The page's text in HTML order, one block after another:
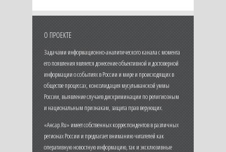
О ПРОЕКТЕ
Задачами информационно-аналитического канала с момента
его появления является донесение объективной и достоверной
информации о событиях в России и мире и происходящих в
обществе процессах, консолидация мусульманской уммы
России, выявление случаев дискриминации по религиозным
и национальным признакам, защита прав верующих.
«Ансар.Ru» имеет собственных корреспондентов в различных
регионах России и предлагает вниманию читателей как
оперативную новостную информацию, так и эксклюзивные